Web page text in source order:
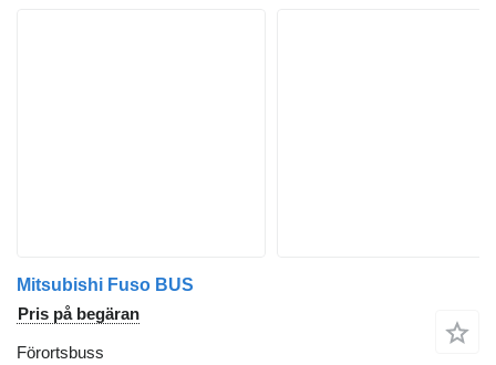
Mitsubishi Fuso BUS
Pris på begäran
Förortsbuss